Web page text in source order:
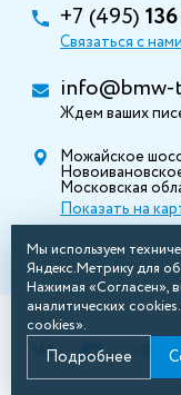
+7 (495)
Связаться с
info@bmw-
Ждем ваших
Можайское
Московская
Показать на
Мы используем
Яндекс.Метрику для
Нажимая «Согласен»,
аналитических
cookies».
Подробнее